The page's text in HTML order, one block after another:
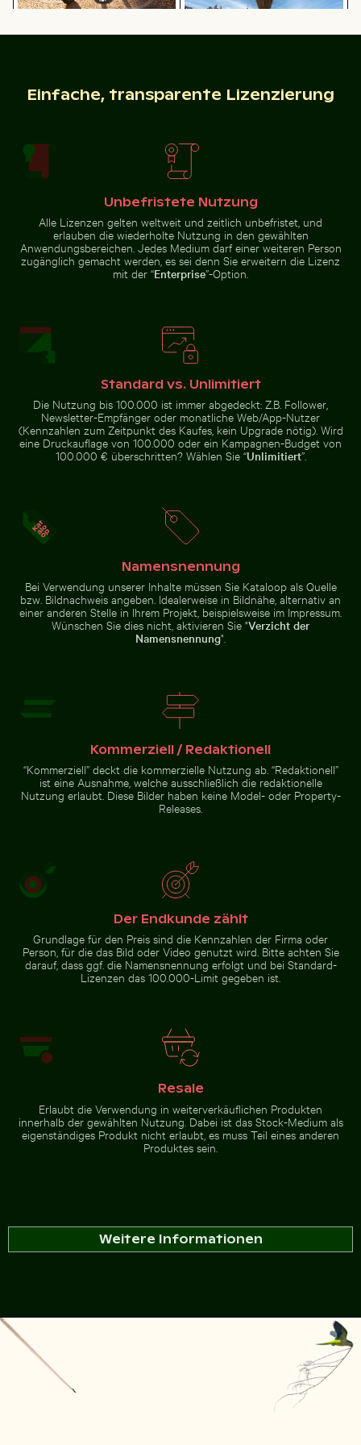
Luftaufnahme des Riambel
Strands in Mauritius
Nahaufnahme eines Malachitfalters
auf grünem Blatt
Zerstreute Eisscherben auf gefrorenem See
Zerstreute Eisscherben auf
Malerische Ansicht der
Sonnenuntergang über Steg mit
Strohdachunterstand
Ruhiger Waldweg umgeben
hohen Bäumen
Einsamer Spaziergang am Thai Mueang Strand
Einsamer Spaziergang am Thai Mueang Strand
Blühende
Wunderkerze mit Botschaft Budget verbrannt
Wunderkerze mit Botschaft
Luftaufnahme von Laem Haad
Luftaufnahme von Laem Haad
Beach, Koh Yao Yai
Schöne Sonnenuntergangswolken mit
Sonnenuntergangswolken
mit orangefarbenen Tönen
Weg umgeben von blühenden
Weg umgeben von
blühenden Oleander bei den
Venezianischen
Stadtmauern von Heraklion
Zur Stock-Kollektion
Einfache, transparente Lizenzierung
Unbefristete Nutzung
Alle Lizenzen gelten weltweit und zeitlich unbefristet, und
erlauben die wiederholte Nutzung in den gewählten
Anwendungsbereichen. Jedes Medium darf einer weiteren Person
zugänglich gemacht werden, es sei denn Sie erweitern die Lizenz
mit der “Enterprise”-Option.
Standard vs. Unlimitiert
Die Nutzung bis 100.000 ist immer abgedeckt: Z.B. Follower,
Newsletter-Empfänger oder monatliche Web/App-Nutzer
(Kennzahlen zum Zeitpunkt des Kaufes, kein Upgrade nötig). Wird
eine Druckauflage von 100.000 oder ein Kampagnen-Budget von
100.000 € überschritten? Wählen Sie “Unlimitiert”.
Namensnennung
Bei Verwendung unserer Inhalte müssen Sie Kataloop als Quelle
bzw. Bildnachweis angeben. Idealerweise in Bildnähe, alternativ an
einer anderen Stelle in Ihrem Projekt, beispielsweise im Impressum.
Wünschen Sie dies nicht, aktivieren Sie "Verzicht der
Namensnennung".
Kommerziell / Redaktionell
“Kommerziell” deckt die kommerzielle Nutzung ab. “Redaktionell”
ist eine Ausnahme, welche ausschließlich die redaktionelle
Nutzung erlaubt. Diese Bilder haben keine Model- oder Property-
Releases.
Der Endkunde zählt
Grundlage für den Preis sind die Kennzahlen der Firma oder
Person, für die das Bild oder Video genutzt wird. Bitte achten Sie
darauf, dass ggf. die Namensnennung erfolgt und bei Standard-
Lizenzen das 100.000-Limit gegeben ist.
Resale
Erlaubt die Verwendung in weiterverkäuflichen Produkten
innerhalb der gewählten Nutzung. Dabei ist das Stock-Medium als
eigenständiges Produkt nicht erlaubt, es muss Teil eines anderen
Produktes sein.
Weitere Informationen